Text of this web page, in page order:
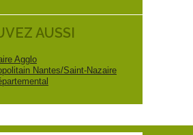
AUSSI
Agglo
Nantes/Saint-Nazaire